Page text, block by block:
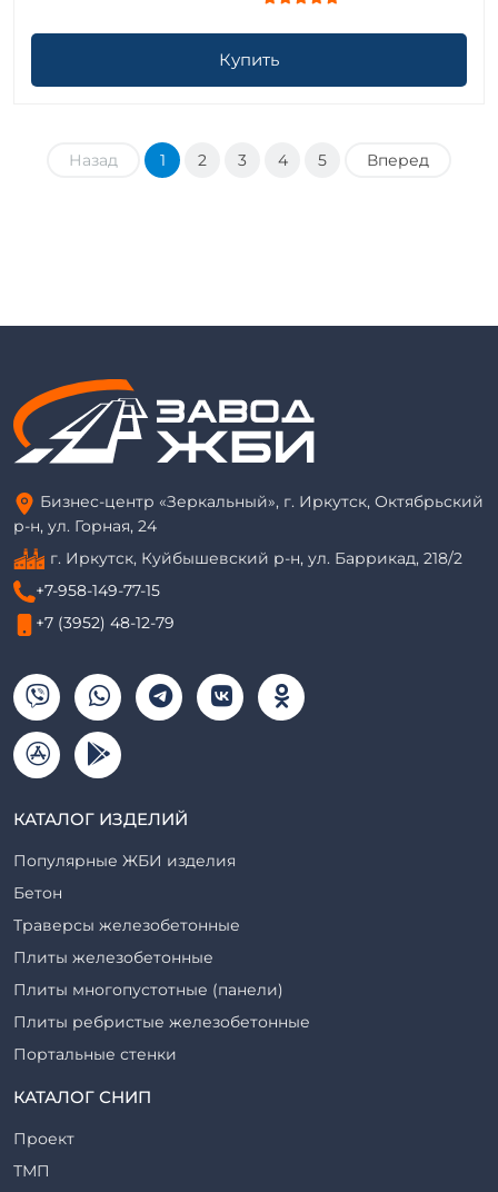
Купить
Назад 1 2 3 4 5 Вперед
Бизнес-центр «Зеркальный», г. Иркутск, Октябрьский
р-н, ул. Горная, 24
г. Иркутск, Куйбышевский р-н, ул. Баррикад, 218/2
+7-958-149-77-15
+7 (3952) 48-12-79
КАТАЛОГ ИЗДЕЛИЙ
Популярные ЖБИ изделия
Бетон
Траверсы железобетонные
Плиты железобетонные
Плиты многопустотные (панели)
Плиты ребристые железобетонные
Портальные стенки
Прогоны железобетонные
Ригели железобетонные
Сваи железобетонные
КАТАЛОГ СНИП
Проект
ТМП